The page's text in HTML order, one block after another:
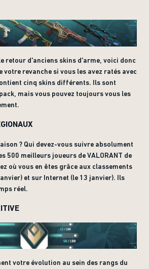
retour d'anciens skins d'arme, voici donc
votre revanche si vous les avez ratés avec
cinq skins différents. Ils sont
mais vous pouvez toujours vous les
? Qui devez-vous suivre absolument
500 meilleurs joueurs de VALORANT de
où vous en êtes grâce aux classements
et sur Internet (le 13 janvier). Ils
réel.
votre évolution au sein des rangs du